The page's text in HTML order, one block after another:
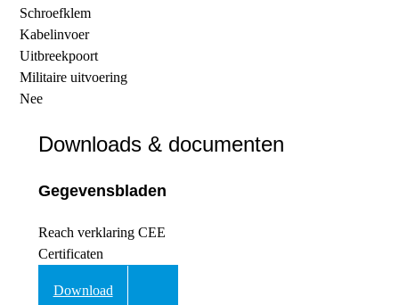
Schroefklem
Kabelinvoer
Uitbreekpoort
Militaire uitvoering
Nee
Downloads & documenten
Gegevensbladen
Reach verklaring CEE
Certificaten
Download